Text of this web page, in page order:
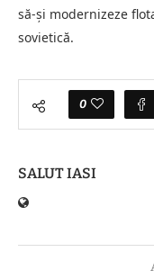
să-şi modernizeze
sovietică.
0
SALUT IASI